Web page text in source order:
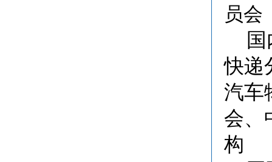
员会
快递
汽车
会、
构